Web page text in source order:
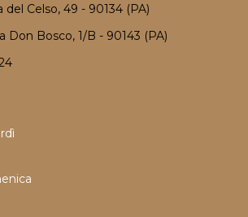
del Celso, 49 - 90134 (PA)
Don Bosco, 1/B - 90143 (PA)